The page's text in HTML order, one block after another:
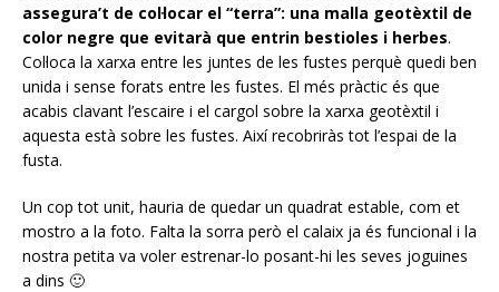
assegura’t de col·locar el “terra”: una malla geotèxtil de
color negre que evitarà que entrin bestioles i herbes.
Col·loca la xarxa entre les juntes de les fustes perquè quedi ben
unida i sense forats entre les fustes. El més pràctic és que
acabis clavant l’escaire i el cargol sobre la xarxa geotèxtil i
aquesta està sobre les fustes. Així recobriràs tot l’espai de la
fusta.
Un cop tot unit, hauria de quedar un quadrat estable, com et
mostro a la foto. Falta la sorra però el calaix ja és funcional i la
nostra petita va voler estrenar-lo posant-hi les seves joguines
a dins 🙂